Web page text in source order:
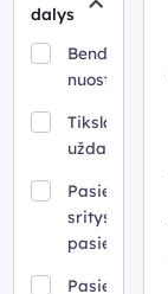
dalys
Bendrosios
nuostatos
Tikslas ir
uždaviniai
Pasiekimų
sritys ir
pasiekimai
Pasiekimų